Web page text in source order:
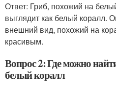
Ответ: Гриб, похожий на
выглядит как белый коралл.
внешний вид, похожий на
красивым.
Вопрос 2: Где можно
белый коралл